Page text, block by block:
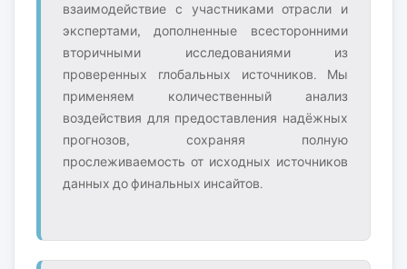
взаимодействие с участниками отрасли и
экспертами, дополненные всесторонними
вторичными исследованиями из
проверенных глобальных источников. Мы
применяем количественный анализ
воздействия для предоставления надёжных
прогнозов, сохраняя полную
прослеживаемость от исходных источников
данных до финальных инсайтов.